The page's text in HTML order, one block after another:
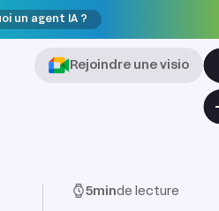
un agent IA ?
Rejoindre une visio
5minde lecture